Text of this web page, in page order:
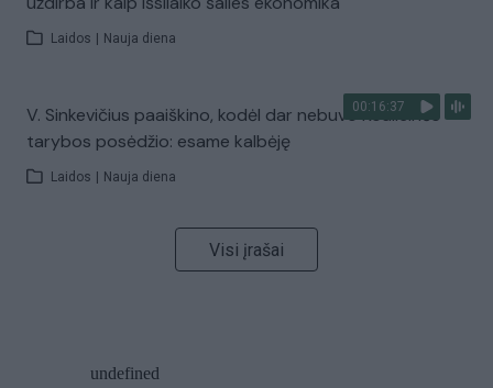
Laidos Nauja diena
00:16:37
V. Sinkevičius paaiškino, kodėl dar nebuvo Koalicinės
tarybos posėdžio: esame kalbėję
Laidos Nauja diena
Visi įrašai